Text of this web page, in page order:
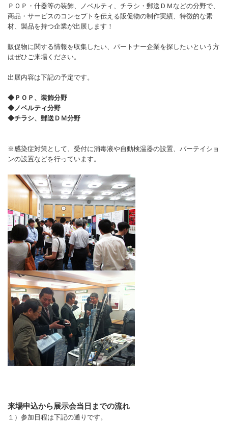
ＰＯＰ・什器等の装飾、ノベルティ、チラシ・郵送ＤＭなどの分野で、
商品・サービスのコンセプトを伝える販促物の制作実績、特徴的な素
材、製品を持つ企業が出展します！
販促物に関する情報を収集したい、パートナー企業を探したいという方
はぜひご来場ください。
出展内容は下記の予定です。
◆ＰＯＰ、装飾分野
◆ノベルティ分野
◆チラシ、郵送ＤＭ分野
※感染症対策として、受付に消毒液や自動検温器の設置、パーテイショ
ンの設置などを行っています。
来場申込から展示会当日までの流れ
１）参加日程は下記の通りです。